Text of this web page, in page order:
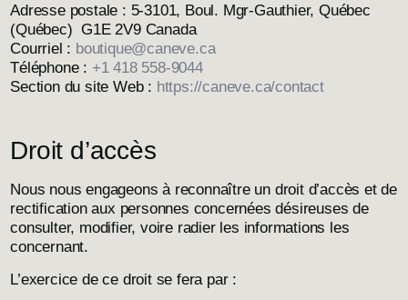
Adresse postale : 5-3101, Boul. Mgr-Gauthier, Québec
(Québec) G1E 2V9 Canada
Courriel : boutique@caneve.ca
Téléphone : +1 418 558-9044
Section du site Web : https://caneve.ca/contact
Droit d’accès
Nous nous engageons à reconnaître un droit d’accès et de
rectification aux personnes concernées désireuses de
consulter, modifier, voire radier les informations les
concernant.
L’exercice de ce droit se fera par :